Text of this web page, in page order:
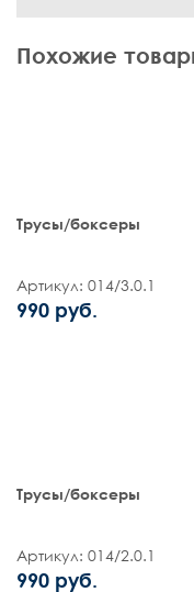
Похожие
Трусы/боксеры
Артикул: 014/3.0.1
990 руб.
Трусы/боксеры
Артикул: 014/2.0.1
990 руб.